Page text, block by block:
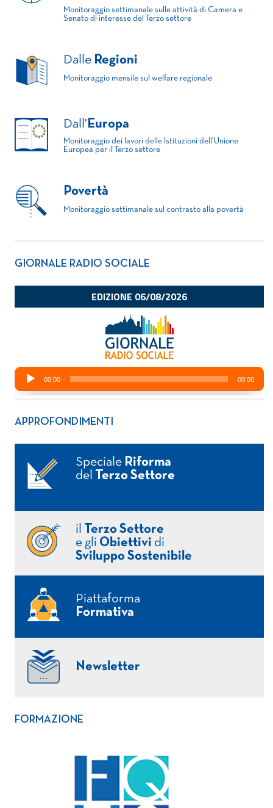
Monitoraggio settimanale sulle attività di Camera e
Senato di interesse del Terzo settore
Dalle Regioni
Monitoraggio mensile sul welfare regionale
Dall' Europa
Monitoraggio dei lavori delle Istituzioni dell'Unione
Europea per il Terzo settore
Povertà
Monitoraggio settimanale sul contrasto alla povertà
GIORNALE RADIO SOCIALE
APPROFONDIMENTI
Speciale Riforma
del
Terzo Settore
il
Terzo Settore
e gli Obiettivi di
Sviluppo Sostenibile
Piattaforma
Formativa
Newsletter
FORMAZIONE